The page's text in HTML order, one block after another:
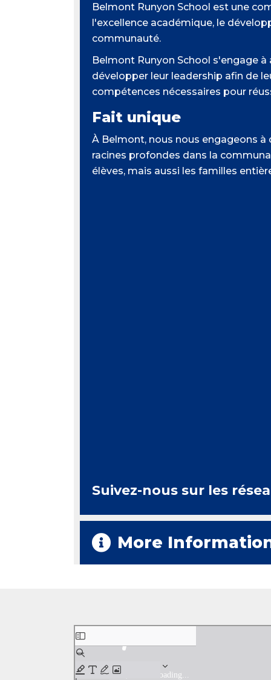
Belmont Runyon School est une
l'excellence académique, le
communauté.
Belmont Runyon School s'engage
développer leur leadership afin de
compétences nécessaires pour
Fait unique
À Belmont, nous nous engageons
racines profondes dans la
élèves, mais aussi les familles
Suivez-nous sur les
More